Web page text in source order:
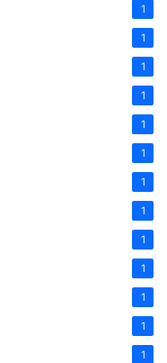
1
1
1
1
1
1
1
1
1
1
1
1
1